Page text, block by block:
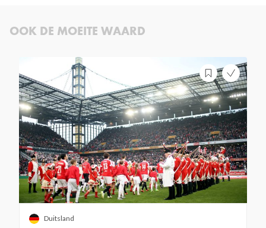
OOK DE MOEITE WAARD
Duitsland